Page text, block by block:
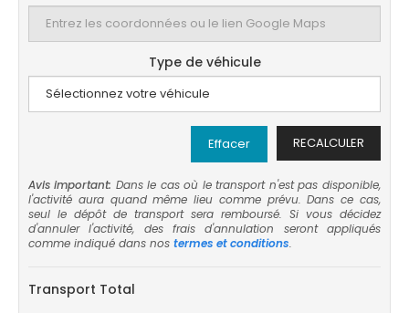
Type de véhicule
RECALCULER
Effacer
Avis important: Dans le cas où le transport n'est pas disponible,
l'activité aura quand même lieu comme prévu. Dans ce cas,
seul le dépôt de transport sera remboursé. Si vous décidez
d'annuler l'activité, des frais d'annulation seront appliqués
comme indiqué dans nos termes et conditions.
Transport Total